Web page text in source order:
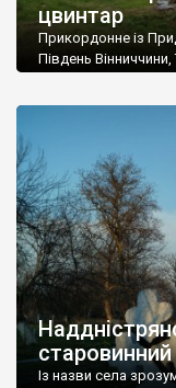
цвинтар
Прикордонне із
Південь
старовинний
збереглися,
мовою. За всіма
український.
роках Болган […]
Із назви села